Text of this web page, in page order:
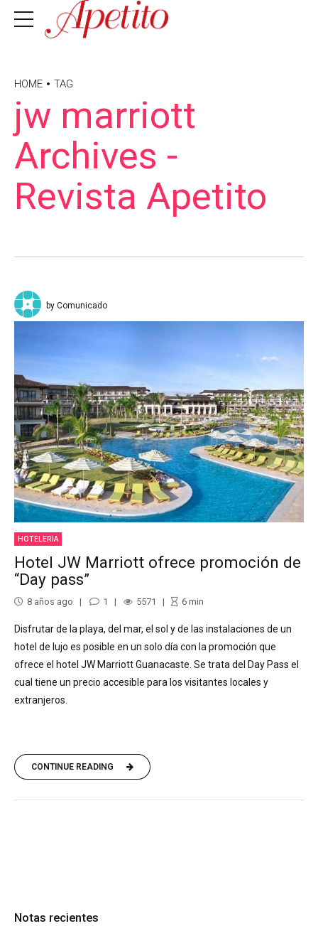
HOME TAG
jw marriott
Archives -
Revista Apetito
by Comunicado
HOTELERIA
Hotel JW Marriott ofrece promoción de
“Day pass”
8 años ago 1 5571 6 min
Disfrutar de la playa, del mar, el sol y de las instalaciones de un
hotel de lujo es posible en un solo día con la promoción que
ofrece el hotel JW Marriott Guanacaste. Se trata del Day Pass el
cual tiene un precio accesible para los visitantes locales y
extranjeros.
CONTINUE READING
Notas recientes